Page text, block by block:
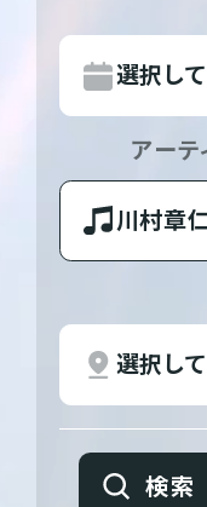
アー
検索